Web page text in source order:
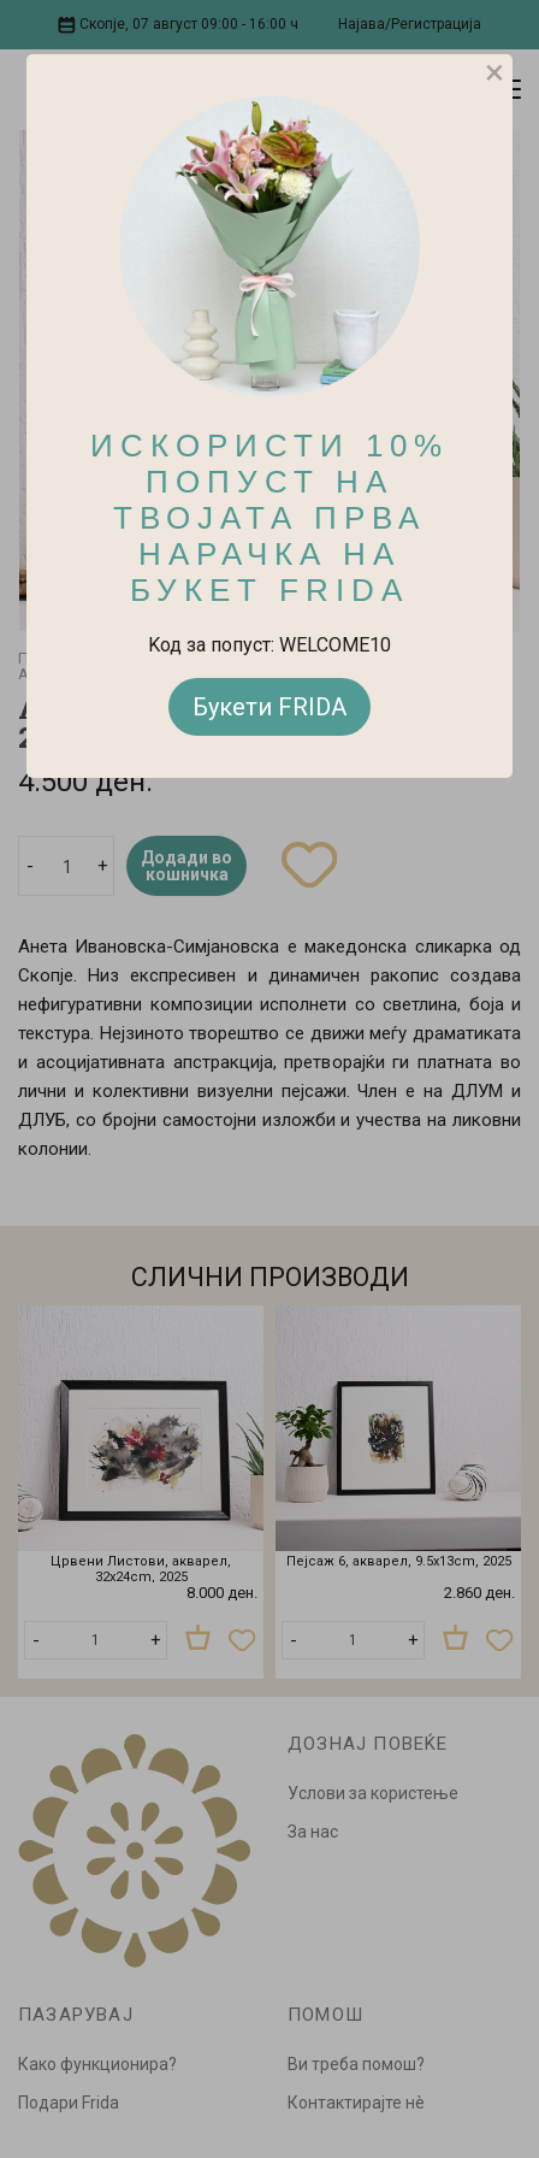
Скопје, 07 август 09:00 - 16:00 ч Најава/Регистрација
Почетна Art & Craft
Уметнички слики
Анета Ивановска Симјановска
Апстракт, акварел, 24х32cm,
2025
4.500 ден.
- +
Додади во
кошничка
Анета Ивановска-Симјановска е македонска сликарка од
Скопје. Низ експресивен и динамичен ракопис создава
нефигуративни композиции исполнети со светлина, боја и
текстура. Нејзиното творештво се движи меѓу драматиката
и асоцијативната апстракција, претворајќи ги платната во
лични и колективни визуелни пејсажи. Член е на ДЛУМ и
ДЛУБ, со бројни самостојни изложби и учества на ликовни
колонии.
СЛИЧНИ ПРОИЗВОДИ
Црвени Листови, акварел,
32х24cm, 2025
8.000 ден.
- +
Пејсаж 6, акварел, 9.5х13cm, 2025
2.860 ден.
- +
ДОЗНАЈ ПОВЕЌЕ
Услови за користење
За нас
ПАЗАРУВАЈ
Како функционира?
Подари Frida
ПОМОШ
Ви треба помош?
Контактирајте нè
×
ИСКОРИСТИ 10%
ПОПУСТ НА
ТВОЈАТА ПРВА
НАРАЧКА НА
БУКЕТ FRIDA
Kод за попуст: WELCOME10
Букети FRIDA